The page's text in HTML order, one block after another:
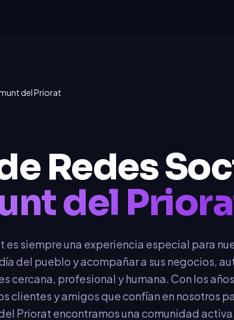
del Priorat
Redes
del
es siempre una experiencia especial para
del pueblo y acompañar a sus negocios,
cercana, profesional y humana. Con los
clientes y amigos que confían en nosotros
Priorat encontramos una comunidad